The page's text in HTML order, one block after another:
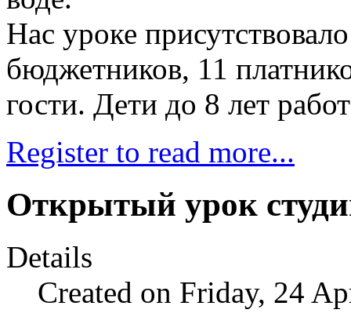
Нас уроке
бюджетников, 11
гости. Дети до 8 лет
Register to read more...
Открытый урок
Details
Created on Friday, 24